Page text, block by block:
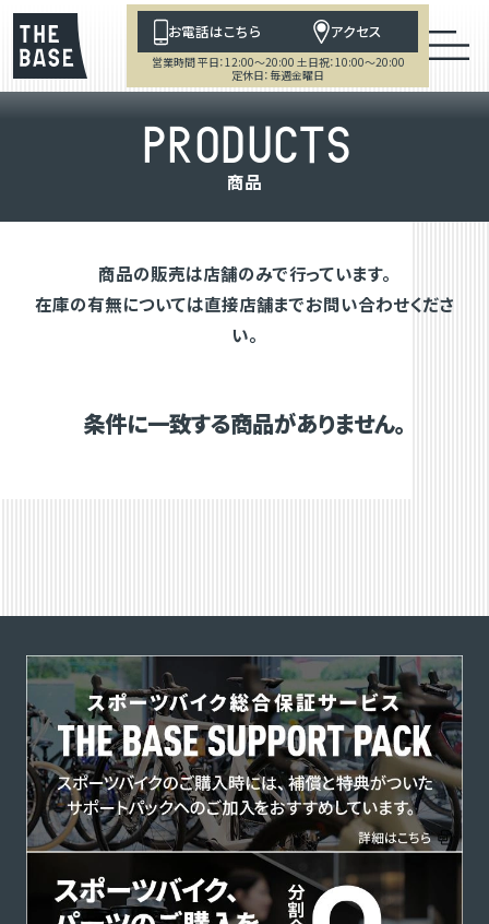
お電話はこちら アクセス
営業時間 平日：12:00～20:00 土日祝：10:00～20:00
定休日：毎週金曜日
PRODUCTS
商品
商品の販売は店舗のみで行っています。
在庫の有無については直接店舗までお問い合わせくださ
い。
条件に一致する商品がありません。